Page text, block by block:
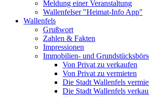
Meldung einer Veranstaltung
Wallenfelser "Heimat-Info App"
Wallenfels
Grußwort
Zahlen & Fakten
Impressionen
Immobilien- und
Von Privat zu verkaufen
Von Privat zu vermieten
Die Stadt Wallenfels
Die Stadt Wallenfels